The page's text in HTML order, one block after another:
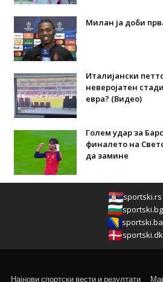
Милан ја доби
Италијански
неверојатен
евра? (Видео)
Голем удар за
финалето на
да замине
sportski.rs
sportski.bg
sportski.ba
sportski.dk
Најнови спортски вести и резултати